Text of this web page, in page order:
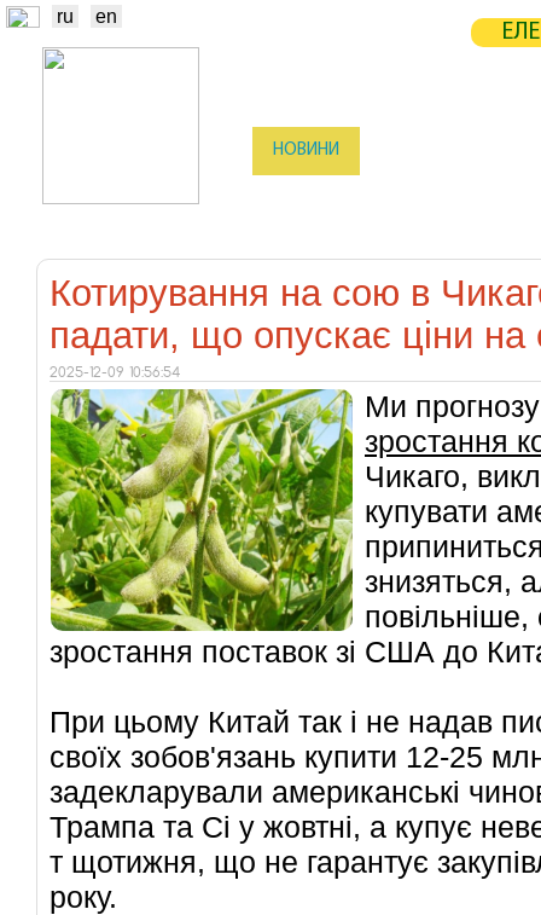
ru en
НОВИНИ
Котирування на сою в
падати, що опускає ціни на
2025-12-09 10:56:54
Ми
зростання
Чикаго,
купувати
знизяться,
зростання поставок зі США до
При цьому Китай так і не надав
своїх зобов'язань купити 12-25
задекларували американські
Трампа та Сі у жовтні, а купує
т щотижня, що не гарантує
року.